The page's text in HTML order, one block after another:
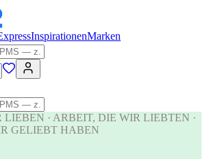
InspirationenMarken
· ARBEIT, DIE WIR LIEBTEN ·
GELIEBT HABEN